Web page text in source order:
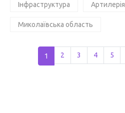
Інфраструктура Артилерія
Миколаївська область
1 2 3 4 5